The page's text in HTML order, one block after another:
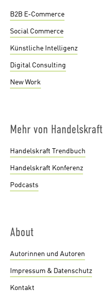
B2B E-Commerce
Social Commerce
Künstliche Intelligenz
Digital Consulting
New Work
Mehr von Handelskraft
Handelskraft Trendbuch
Handelskraft Konferenz
Podcasts
About
Autorinnen und Autoren
Impressum & Datenschutz
Kontakt